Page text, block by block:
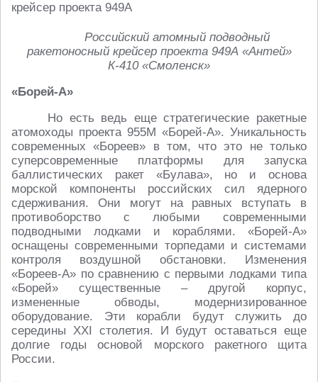
Российский атомный подводный
ракетоносный крейсер проекта 949А «Антей»
К-410 «Смоленск»
«Борей-А»
Но есть ведь еще стратегические ракетные
атомоходы проекта 955М «Борей-А». Уникальность
современных «Бореев» в том, что это не только
суперсовременные платформы для запуска
баллистических ракет «Булава», но и основа
морской компоненты российских сил ядерного
сдерживания. Они могут на равных вступать в
противоборство с любыми современными
подводными лодками и кораблями. «Борей-А»
оснащены современными торпедами и системами
контроля воздушной обстановки. Изменения
«Бореев-А» по сравнению с первыми лодками типа
«Борей» существенные – другой корпус,
измененные обводы, модернизированное
оборудование. Эти корабли будут служить до
середины XXI столетия. И будут оставаться еще
долгие годы основой морского ракетного щита
России.